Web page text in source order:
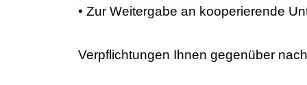
• Zur Weitergabe an kooperierende
Verpflichtungen Ihnen gegenüber